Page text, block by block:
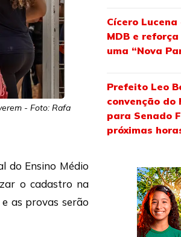
- Foto: Rafa
do Ensino Médio
o cadastro na
as provas serão
Cícero
MDB e
uma “Nova
Prefeito Leo
convenção do
para Senado
próximas